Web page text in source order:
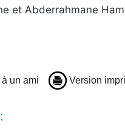
et Abderrahmane
un ami Version